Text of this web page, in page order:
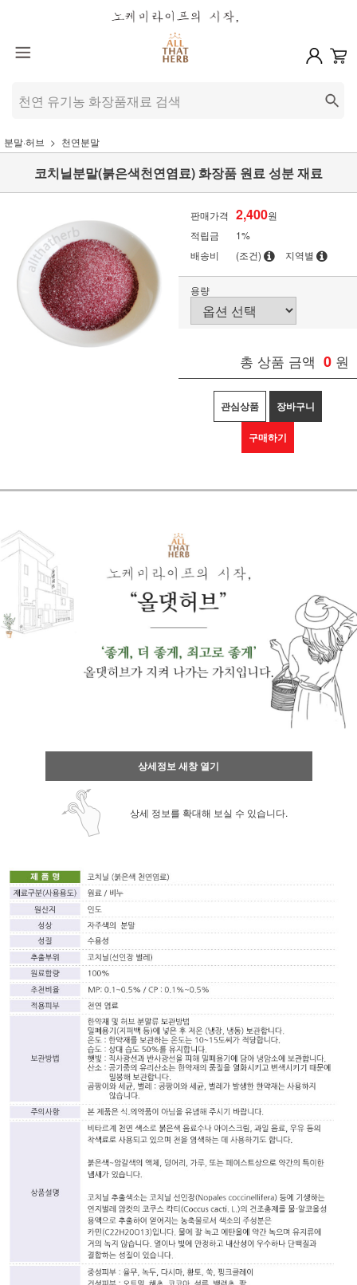
분말·허브 천연분말
코치닐분말(붉은색천연염료) 화장품 원료 성분 재료
판매가격 2,400원
적립금
1%
배송비
(조건) 지역별
용량
총 상품 금액 0 원
관심상품 장바구니
구매하기
상세정보 새창 열기
상세 정보를 확대해 보실 수 있습니다.